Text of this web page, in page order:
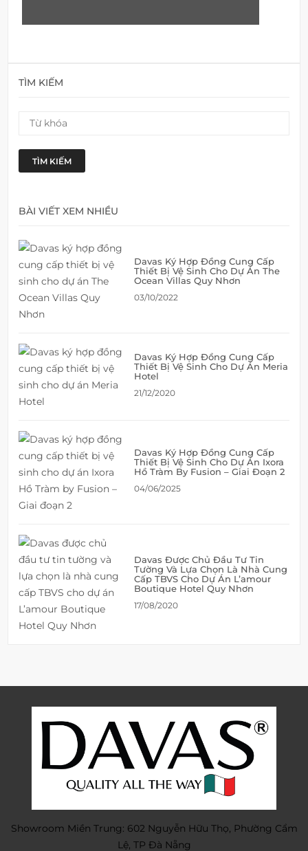
TÌM KIẾM
TÌM KIẾM
BÀI VIẾT XEM NHIỀU
Davas Ký Hợp Đồng Cung Cấp
Thiết Bị Vệ Sinh Cho Dự Án The
Ocean Villas Quy Nhơn
03/10/2022
Davas Ký Hợp Đồng Cung Cấp
Thiết Bị Vệ Sinh Cho Dự Án Meria
Hotel
21/12/2020
Davas Ký Hợp Đồng Cung Cấp
Thiết Bị Vệ Sinh Cho Dự Án Ixora
Hồ Tràm By Fusion – Giai Đoạn 2
04/06/2025
Davas Được Chủ Đầu Tư Tin
Tường Và Lựa Chọn Là Nhà Cung
Cấp TBVS Cho Dự Án L’amour
Boutique Hotel Quy Nhơn
17/08/2020
Showroom Miền Trung: 602 Nguyễn Hữu Thọ, Phường Cẩm
Lệ, TP Đà Nẵng